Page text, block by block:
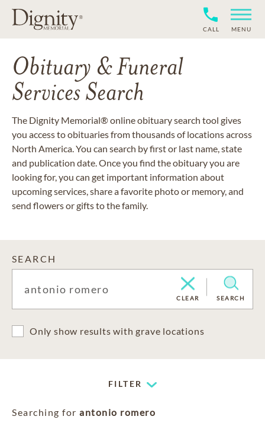
CALL MENU
Obituary & Funeral
Services Search
The Dignity Memorial® online obituary search tool gives
you access to obituaries from thousands of locations across
North America. You can search by first or last name, state
and publication date. Once you find the obituary you are
looking for, you can get important information about
upcoming services, share a favorite photo or memory, and
send flowers or gifts to the family.
SEARCH
CLEAR SEARCH
Only show results with grave locations
FILTER
Searching for antonio romero